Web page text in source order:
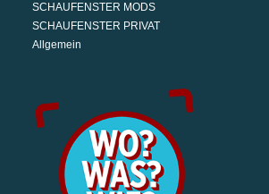
SCHAUFENSTER MODS
SCHAUFENSTER PRIVAT
Allgemein